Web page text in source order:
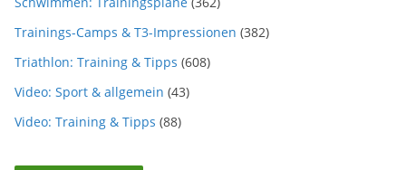
Trainings-Camps & T3-Impressionen (382)
Triathlon: Training & Tipps (608)
Video: Sport & allgemein (43)
Video: Training & Tipps (88)